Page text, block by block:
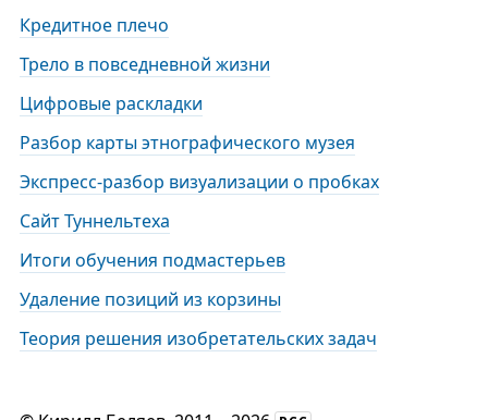
Кредитное плечо
Трело в повседневной жизни
Цифровые раскладки
Разбор карты этнографического музея
Экспресс-разбор визуализации о пробках
Сайт Туннельтеха
Итоги обучения подмастерьев
Удаление позиций из корзины
Теория решения изобретательских задач